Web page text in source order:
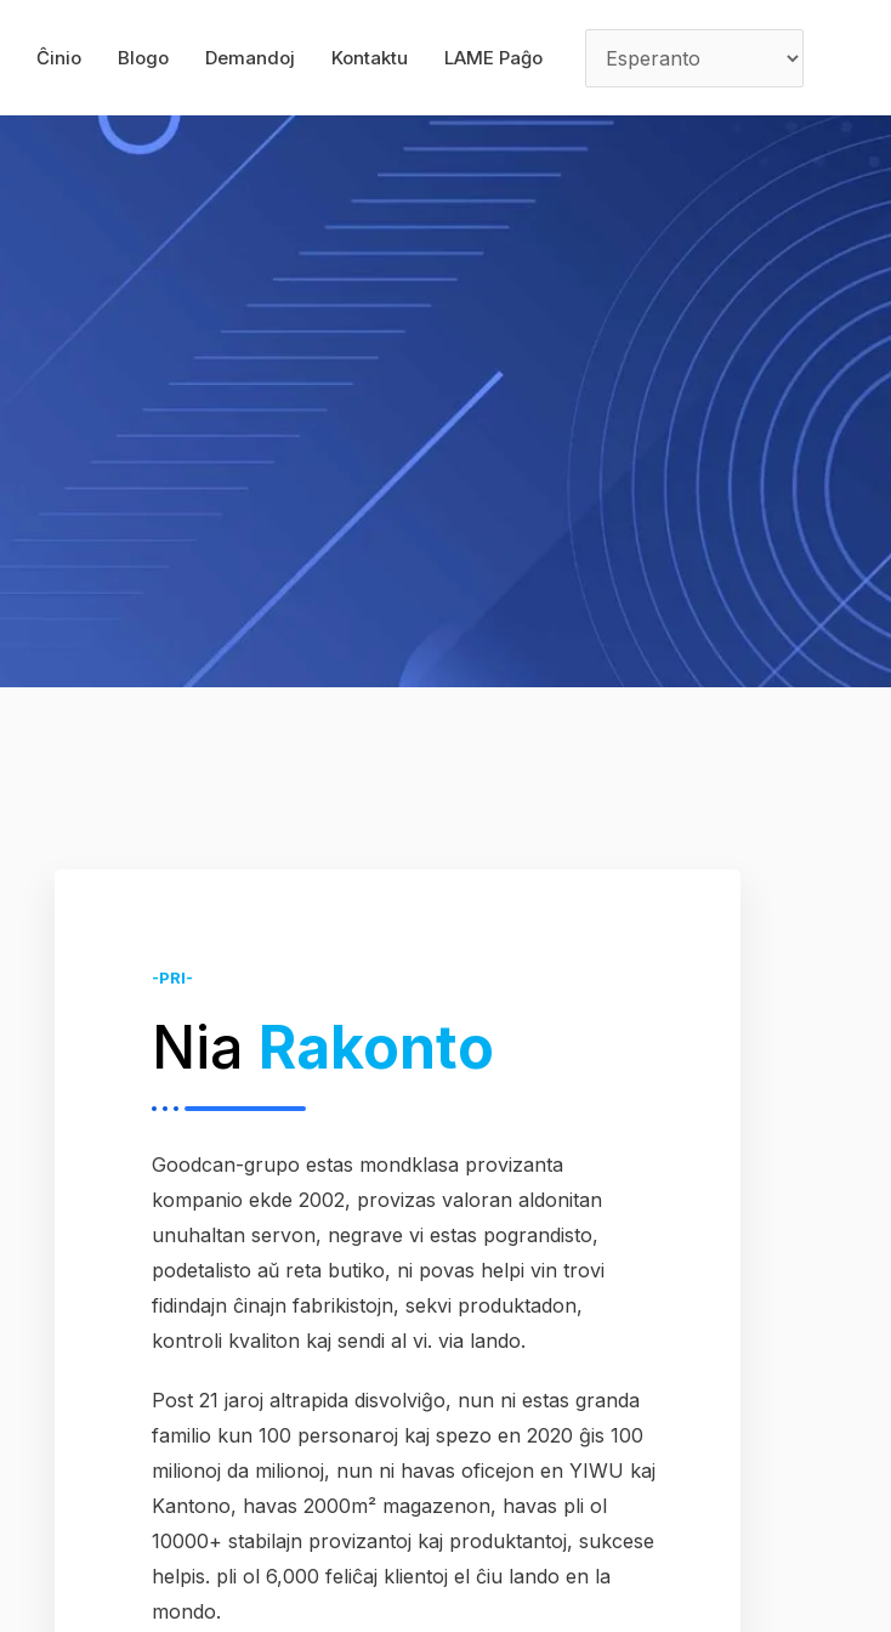
Ĉinio Blogo Demandoj Kontaktu LAME Paĝo
-PRI-
Nia Rakonto
Goodcan-grupo estas mondklasa provizanta
kompanio ekde 2002, provizas valoran aldonitan
unuhaltan servon, negrave vi estas pograndisto,
podetalisto aŭ reta butiko, ni povas helpi vin trovi
fidindajn ĉinajn fabrikistojn, sekvi produktadon,
kontroli kvaliton kaj sendi al vi. via lando.
Post 21 jaroj altrapida disvolviĝo, nun ni estas granda
familio kun 100 personaroj kaj spezo en 2020 ĝis 100
milionoj da milionoj, nun ni havas oficejon en YIWU kaj
Kantono, havas 2000m² magazenon, havas pli ol
10000+ stabilajn provizantoj kaj produktantoj, sukcese
helpis. pli ol 6,000 feliĉaj klientoj el ĉiu lando en la
mondo.